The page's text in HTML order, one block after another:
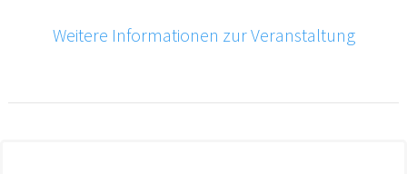
Weitere Informationen zur Veranstaltung